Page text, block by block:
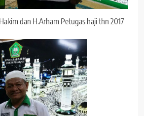
dan H.Arham Petugas haji thn 2017